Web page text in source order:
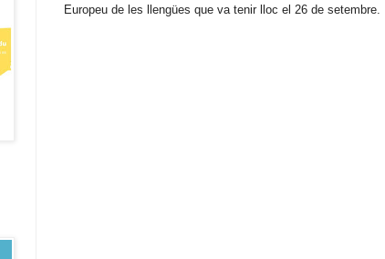
Europeu de les llengües que va tenir lloc el 26 de setembre.